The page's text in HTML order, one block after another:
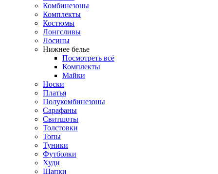
Комбинезоны
Комплекты
Костюмы
Лонгсливы
Лосины
Нижнее белье
Посмотреть всё
Комплекты
Майки
Носки
Платья
Полукомбинезоны
Сарафаны
Свитшоты
Толстовки
Топы
Туники
Футболки
Худи
Шапки